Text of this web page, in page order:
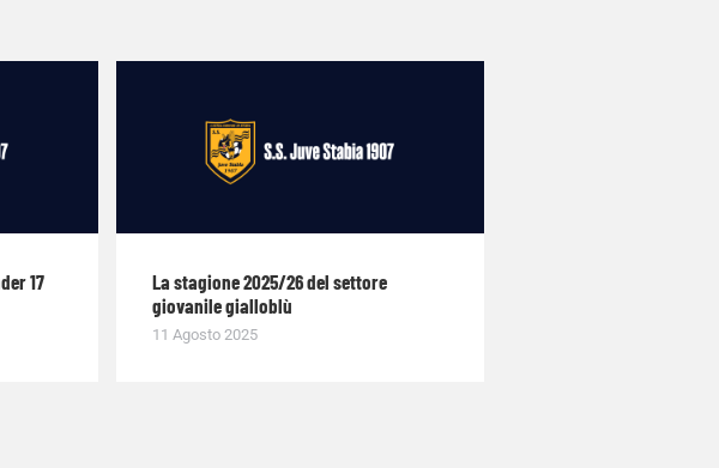
17
La stagione 2025/26 del settore
giovanile gialloblù
11 Agosto 2025